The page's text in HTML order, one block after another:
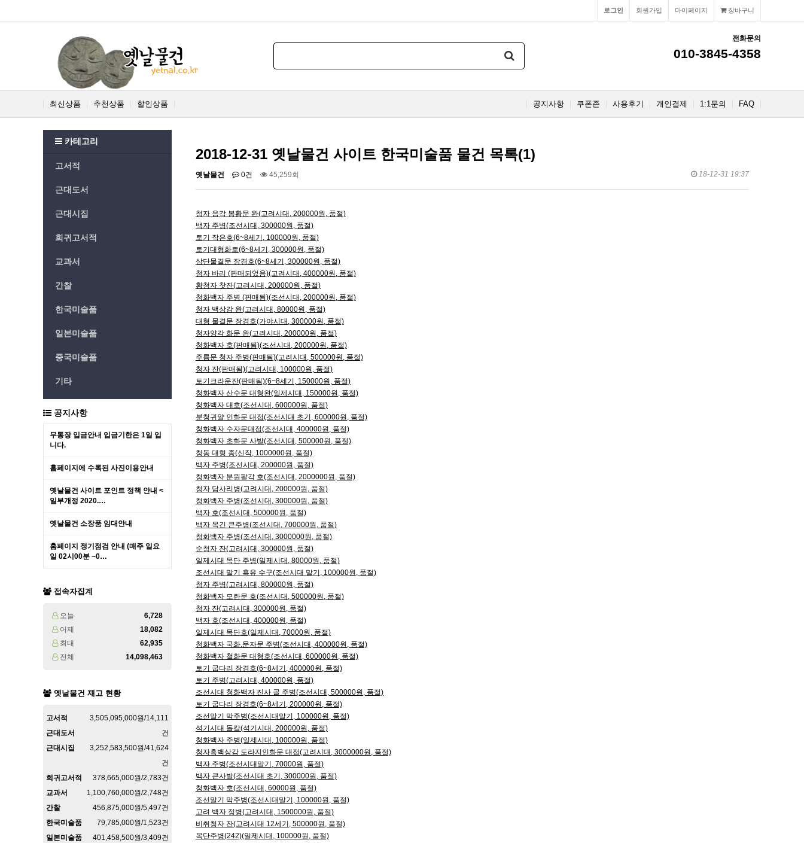
장바구니
마이페이지
회원가입
로그인
전화문의
010-3845-4358
최신상품 추천상품 할인상품 FAQ
1:1문의
개인결제
사용후기
쿠폰존
공지사항
카테고리
고서적
근대도서
근대시집
희귀고서적
교과서
간찰
한국미술품
일본미술품
중국미술품
기타
공지사항
무통장 입금안내 입금기한은 1일 입
니다.
홈페이지에 수록된 사진이용안내
옛날물건 사이트 포인트 정책 안내 <
일부개정 2020.…
옛날물건 소장품 임대안내
홈페이지 정기점검 안내 (매주 일요
일 02시00분 ~0…
접속자집계
오늘
6,728
어제
18,082
최대
62,935
전체
14,098,463
옛날물건 재고 현황
고서적
3,505,095,000원/14,111
건
근대도서
3,252,583,500원/41,624
건
근대시집
378,665,000원/2,783건
희귀고서적
1,100,760,000원/2,748건
교과서
456,875,000원/5,497건
간찰
79,785,000원/1,523건
한국미술품
401,458,500원/3,409건
일본미술품
2018-12-31 옛날물건 사이트 한국미술품 물건 목록(1)
옛날물건 0건 45,259회 18-12-31 19:37
청자 음각 봉황문 완(고려시대, 200000원, 품절)
백자 주병(조선시대, 300000원, 품절)
토기 작은호(6~8세기, 100000원, 품절)
토기대형화로(6~8세기, 300000원, 품절)
삼단물결문 장경호(6~8세기, 300000원, 품절)
청자 바리 (판매되었음)(고려시대, 400000원, 품절)
황청자 찻잔(고려시대, 200000원, 품절)
청화백자 주병 (판매됨)(조선시대, 200000원, 품절)
청자 백상감 완(고려시대, 80000원, 품절)
대형 물결문 장경호(가야시대, 300000원, 품절)
청자양각 화문 완(고려시대, 200000원, 품절)
청화백자 호(판매됨)(조선시대, 200000원, 품절)
주름문 청자 주병(판매됨)(고려시대, 500000원, 품절)
청자 잔(판매됨)(고려시대, 100000원, 품절)
토기크라운잔(판매됨)(6~8세기, 150000원, 품절)
청화백자 산수문 대형완(일제시대, 150000원, 품절)
청화백자 대호(조선시대, 600000원, 품절)
분청귀얄 인화문 대접(조선시대 초기, 600000원, 품절)
청화백자 수자문대접(조선시대, 400000원, 품절)
청화백자 초화문 사발(조선시대, 500000원, 품절)
청동 대형 종(신작, 1000000원, 품절)
백자 주병(조선시대, 200000원, 품절)
청화백자 분원팔각 호(조선시대, 2000000원, 품절)
청자 담사리병(고려시대, 200000원, 품절)
청화백자 주병(조선시대, 300000원, 품절)
백자 호(조선시대, 500000원, 품절)
백자 목긴 큰주병(조선시대, 700000원, 품절)
청화백자 주병(조선시대, 3000000원, 품절)
순청자 잔(고려시대, 300000원, 품절)
일제시대 목단 주병(일제시대, 80000원, 품절)
조선시대 말기 흑유 수구(조선시대 말기, 100000원, 품절)
청자 주병(고려시대, 800000원, 품절)
청화백자 모란문 호(조선시대, 500000원, 품절)
청자 잔(고려시대, 300000원, 품절)
백자 호(조선시대, 400000원, 품절)
일제시대 목단호(일제시대, 70000원, 품절)
청화백자 국화.문자문 주병(조선시대, 400000원, 품절)
청화백자 철화문 대형호(조선시대, 600000원, 품절)
토기 굽다리 장경호(6~8세기, 400000원, 품절)
토기 주병(고려시대, 400000원, 품절)
조선시대 청화백자 진사 골 주병(조선시대, 500000원, 품절)
토기 굽다리 장경호(6~8세기, 200000원, 품절)
조선말기 막주병(조선시대말기, 100000원, 품절)
석기시대 돌칼(석기시대, 200000원, 품절)
청화백자 주병(일제시대, 100000원, 품절)
청자흑백상감 도라지인화문 대접(고려시대, 3000000원, 품절)
백자 주병(조선시대말기, 70000원, 품절)
백자 큰사발(조선시대 초기, 300000원, 품절)
청화백자 호(조선시대, 60000원, 품절)
조선말기 막주병(조선시대말기, 100000원, 품절)
고려 백자 정병(고려시대, 1500000원, 품절)
비취청자 잔(고려시대 12세기, 500000원, 품절)
목단주병(242)(일제시대, 100000원, 품절)